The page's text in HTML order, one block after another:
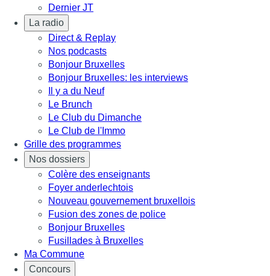
Dernier JT
La radio
Direct & Replay
Nos podcasts
Bonjour Bruxelles
Bonjour Bruxelles: les interviews
Il y a du Neuf
Le Brunch
Le Club du Dimanche
Le Club de l'Immo
Grille des programmes
Nos dossiers
Colère des enseignants
Foyer anderlechtois
Nouveau gouvernement bruxellois
Fusion des zones de police
Bonjour Bruxelles
Fusillades à Bruxelles
Ma Commune
Concours